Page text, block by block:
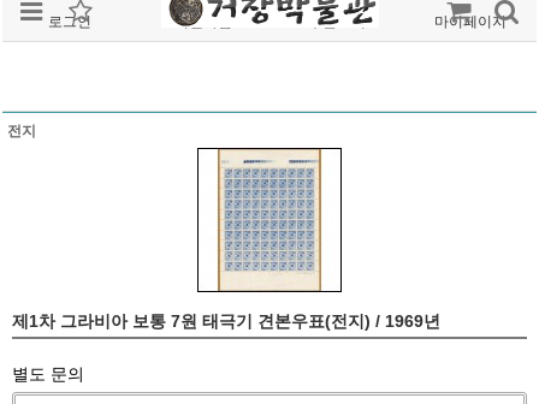
로그인 회원가입 주문조회 마이페이지
전지
제1차 그라비아 보통 7원 태극기 견본우표(전지) / 1969년
별도 문의